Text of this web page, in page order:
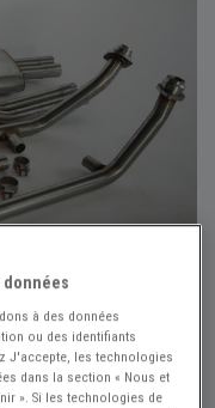
données
à des données
ou des identifiants
J'accepte, les technologies
dans la section « Nous et
». Si les technologies de